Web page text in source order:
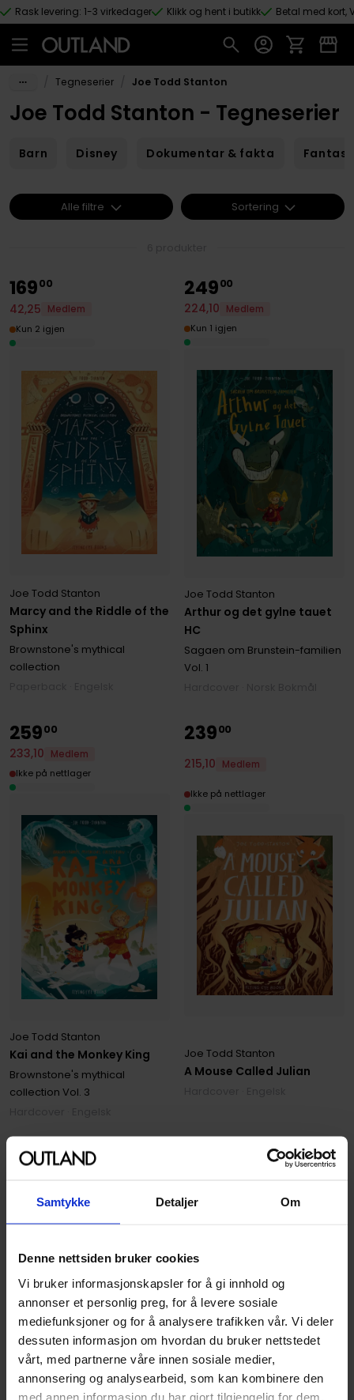
Samtykke Detaljer Om
Denne nettsiden bruker cookies
Vi bruker informasjonskapsler for å gi innhold og
annonser et personlig preg, for å levere sosiale
mediefunksjoner og for å analysere trafikken vår. Vi deler
dessuten informasjon om hvordan du bruker nettstedet
vårt, med partnerne våre innen sosiale medier,
annonsering og analysearbeid, som kan kombinere den
med annen informasjon du har gjort tilgjengelig for dem,
Hopp til hovedinnhold
Rask levering: 1-3 virkedager Klikk og hent i butikk Betal med kort,
Tegneserier Joe Todd Stanton
Joe Todd Stanton - Tegneserier
Barn Disney Dokumentar & fakta Fantasy
Marcy and the Riddle of the
Sphinx
Joe Todd Stanton
Brownstone's mythical
collection
16900
42,25
Medlem
Kun 2 igjen
Arthur og det gylne tauet
HC
Joe Todd Stanton
Sagaen om Brunstein-familien
Vol. 1
24900
224,10
Medlem
Kun 1 igjen
Kai and the Monkey King
Joe Todd Stanton
Brownstone's mythical
collection Vol. 3
25900
233,10
Medlem
Ikke på nettlager
A Mouse Called Julian
Joe Todd Stanton
23900
215,10 Medlem
Ikke på nettlager
23900
Ikke på nettlager
Ikke på nettlager
Alle filtre Sortering